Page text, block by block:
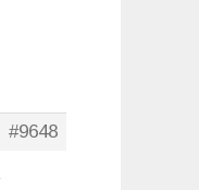
#9648